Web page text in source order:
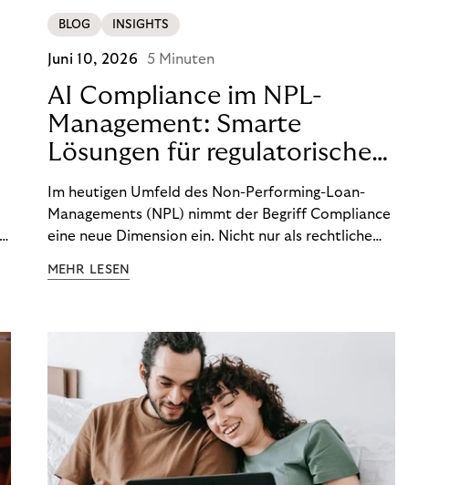
BLOG INSIGHTS
Juni 10, 2026 5 Minuten
AI Compliance im NPL-
Management: Smarte
Lösungen für regulatorische
Sicherheit
Im heutigen Umfeld des Non-Performing-Loan-
Managements (NPL) nimmt der Begriff Compliance
eine neue Dimension ein. Nicht nur als rechtliche
Wettbewerbsvorteil. In einem Umfeld steigender
(DSGVO) – geraten viele Unternehmen an die
Grenzen traditioneller Compliance-Mechanismen.
MEHR LESEN